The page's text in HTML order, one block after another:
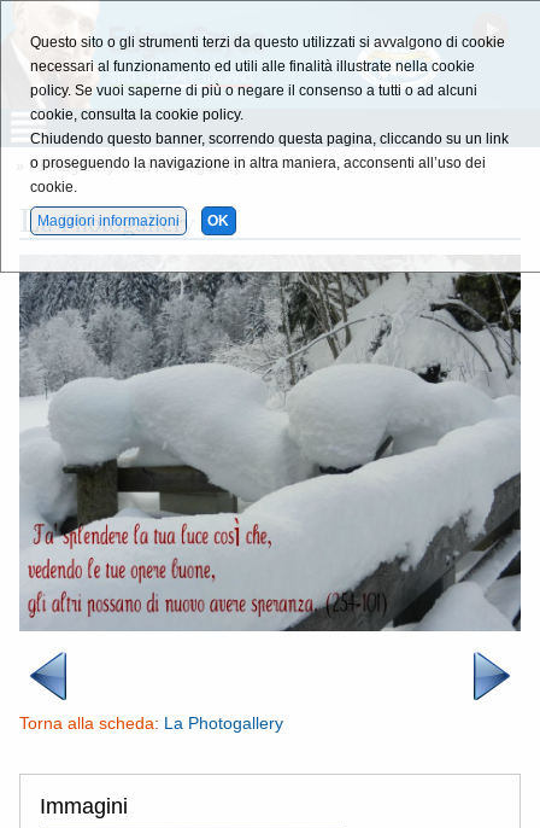
Photogallery » La Photogallery
La Photogallery
Torna alla scheda: La Photogallery
Immagini
Questo sito o gli strumenti terzi da questo utilizzati si avvalgono di cookie
necessari al funzionamento ed utili alle finalità illustrate nella cookie
policy. Se vuoi saperne di più o negare il consenso a tutti o ad alcuni
cookie, consulta la cookie policy.
Chiudendo questo banner, scorrendo questa pagina, cliccando su un link
o proseguendo la navigazione in altra maniera, acconsenti all’uso dei
cookie.
Maggiori informazioni
OK